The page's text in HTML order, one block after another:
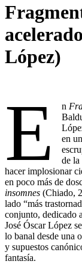
López)
E n
en
de
hacer implosionar
en poco más de
insomnes (Chiado,
lado “más
conjunto, dedicado
José Óscar López
lo banal desde una
y supuestos
fantasía.